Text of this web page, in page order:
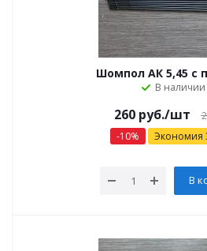
Шомпол АК 5,45 с
В наличии
260руб./шт
-10% Экономия
В